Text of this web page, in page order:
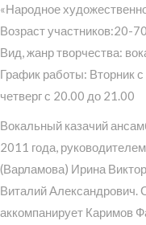
«Народное
Возраст участников:20-
Вид, жанр творчества:
График работы: Вторник
четверг с 20.00 до 21.00
Вокальный казачий
2011 года,
(Варламова) Ирина
Виталий Александрович.
аккомпанирует Каримов